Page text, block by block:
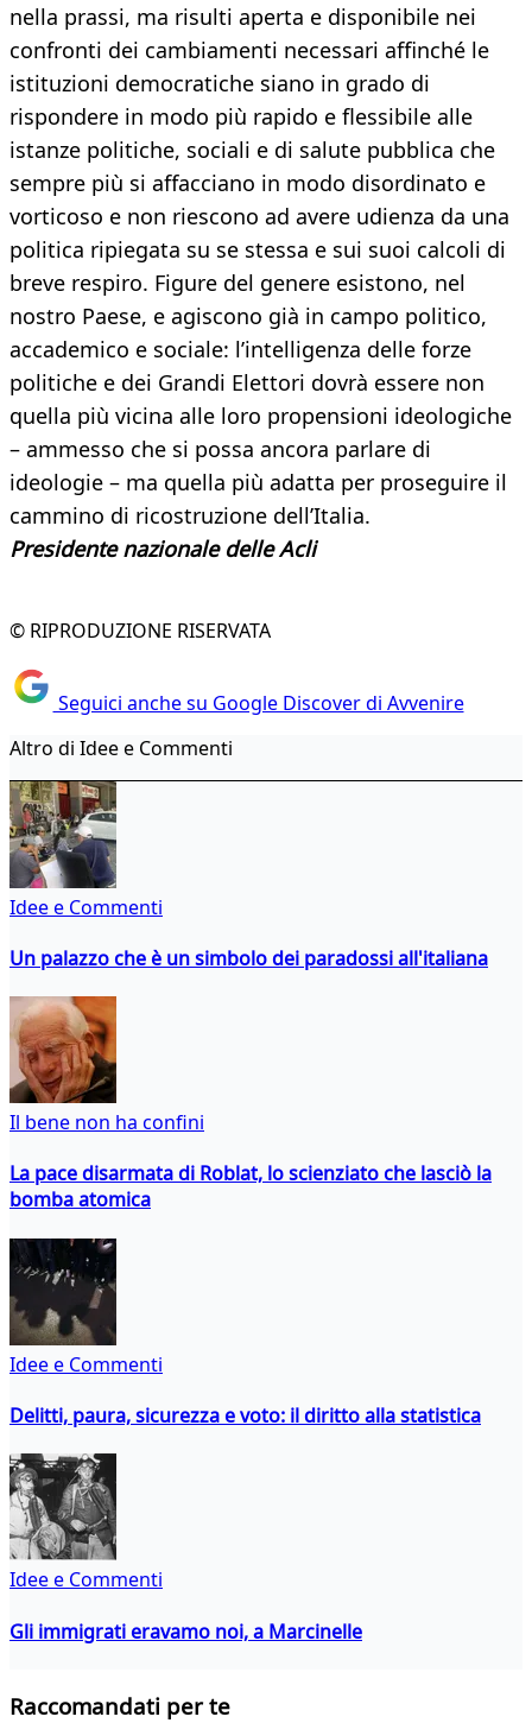
nella prassi, ma risulti aperta e disponibile nei
confronti dei cambiamenti necessari affinché le
istituzioni democratiche siano in grado di
rispondere in modo più rapido e flessibile alle
istanze politiche, sociali e di salute pubblica che
sempre più si affacciano in modo disordinato e
vorticoso e non riescono ad avere udienza da una
politica ripiegata su se stessa e sui suoi calcoli di
breve respiro. Figure del genere esistono, nel
nostro Paese, e agiscono già in campo politico,
accademico e sociale: l’intelligenza delle forze
politiche e dei Grandi Elettori dovrà essere non
quella più vicina alle loro propensioni ideologiche
– ammesso che si possa ancora parlare di
ideologie – ma quella più adatta per proseguire il
cammino di ricostruzione dell’Italia.
Presidente nazionale delle Acli
© RIPRODUZIONE RISERVATA
Seguici anche su Google Discover di Avvenire
Altro di Idee e Commenti
Idee e Commenti
Un palazzo che è un simbolo dei paradossi all'italiana
Il bene non ha confini
La pace disarmata di Roblat, lo scienziato che lasciò la
bomba atomica
Idee e Commenti
Delitti, paura, sicurezza e voto: il diritto alla statistica
Idee e Commenti
Gli immigrati eravamo noi, a Marcinelle
Raccomandati per te